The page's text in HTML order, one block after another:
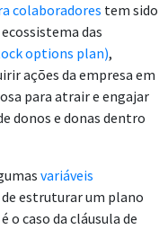
colaboradores tem sido
das
options plan),
ações da empresa em
para atrair e engajar
donos e donas dentro
variáveis
estruturar um plano
o caso da cláusula de